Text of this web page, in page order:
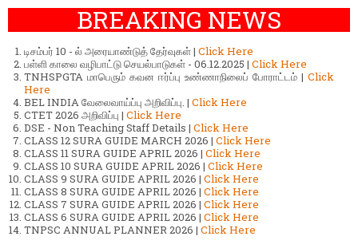
BREAKING NEWS
டிசம்பர் 10 - ல் அரையாண்டுத் தேர்வுகள் | Click Here
பள்ளி காலை வழிபாட்டு செயல்பாடுகள் - 06.12.2025 | Click Here
TNHSPGTA மாபெரும் கவன ஈர்ப்பு உண்ணாநிலைப் போராட்டம் | Click
Here
BEL INDIA வேலைவாய்ப்பு அறிவிப்பு. | Click Here
CTET 2026 அறிவிப்பு | Click Here
DSE - Non Teaching Staff Details | Click Here
CLASS 12 SURA GUIDE MARCH 2026 | Click Here
CLASS 11 SURA GUIDE APRIL 2026 | Click Here
CLASS 10 SURA GUIDE APRIL 2026 | Click Here
CLASS 9 SURA GUIDE APRIL 2026 | Click Here
CLASS 8 SURA GUIDE APRIL 2026 | Click Here
CLASS 7 SURA GUIDE APRIL 2026 | Click Here
CLASS 6 SURA GUIDE APRIL 2026 | Click Here
TNPSC ANNUAL PLANNER 2026 | Click Here